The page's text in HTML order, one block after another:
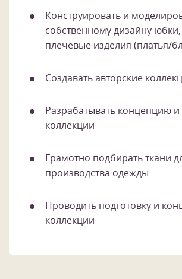
Конструировать и
собственному дизайну
плечевые изделия (платья/
Создавать авторские
Разрабатывать концепцию
коллекции
Грамотно подбирать ткани
производства одежды
Проводить подготовку и
коллекции